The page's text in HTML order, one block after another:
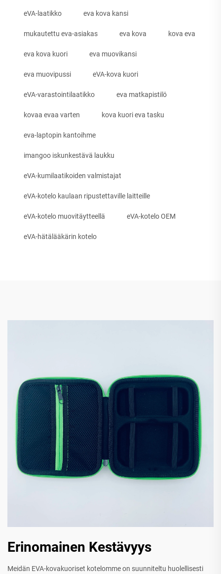
eVA-laatikko eva kova kansi
mukautettu eva-asiakas eva kova kova eva
eva kova kuori eva muovikansi
eva muovipussi eVA-kova kuori
eVA-varastointilaatikko eva matkapistilö
kovaa evaa varten kova kuori eva tasku
eva-laptopin kantoihme
imangoo iskunkestävä laukku
eVA-kumilaatikoiden valmistajat
eVA-kotelo kaulaan ripustettaville laitteille
eVA-kotelo muovitäytteellä eVA-kotelo OEM
eVA-hätälääkärin kotelo
Erinomainen Kestävyys
Meidän EVA-kovakuoriset kotelomme on suunniteltu huolellisesti